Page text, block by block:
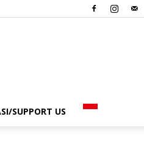
SUPPORT US